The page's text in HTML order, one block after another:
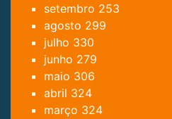
setembro 253
agosto 299
julho 330
junho 279
maio 306
abril 324
março 324